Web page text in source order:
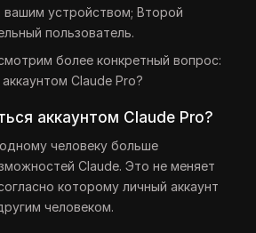
вашим устройством; Второй
пользователь.
более конкретный вопрос:
Claude Pro?
аккаунтом Claude Pro?
человеку больше
Claude. Это не меняет
которому личный аккаунт
человеком.